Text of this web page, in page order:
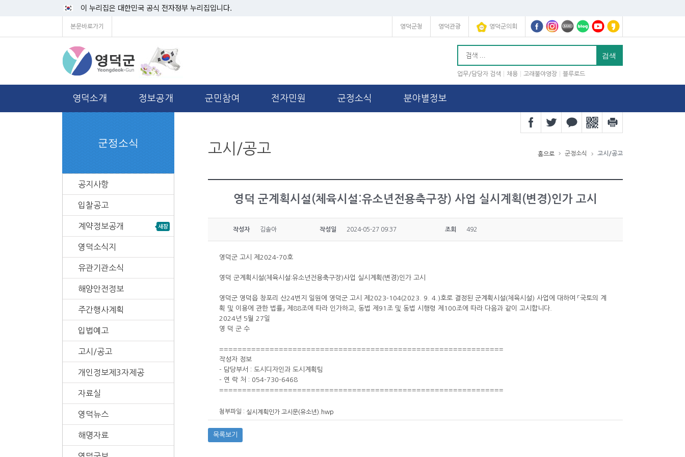
이 누리집은 대한민국 공식 전자정부 누리집입니다.
본문바로가기 영덕군청 영덕관광 영덕군의회
업무/담당자 검색 채용 고래불야영장 블루로드
영덕소개 정보공개 군민참여 전자민원 군정소식 분야별정보
고시/공고 홈으로 군정소식 고시/공고
영덕 군계획시설(체육시설:유소년전용축구장) 사업 실시계획(변경)인가 고시
작성자 김솔아 작성일 2024-05-27 09:37 조회 492
영덕군 고시 제2024-70호
영덕 군계획시설(체육시설:유소년전용축구장)사업 실시계획(변경)인가 고시
영덕군 영덕읍 창포리 산24번지 일원에 영덕군 고시 제2023-104(2023. 9. 4.)호로 결정된 군계획시설(체육시설) 사업에 대하여 「국토의 계
획 및 이용에 관한 법률」 제88조에 따라 인가하고, 동법 제91조 및 동법 시행령 제100조에 따라 다음과 같이 고시합니다.
2024년 5월 27일
영 덕 군 수
==============================================================
작성자 정보
- 담당부서 : 도시디자인과 도시계획팀
- 연 락 처 : 054-730-6468
==============================================================
첨부파일 : 실시계획인가 고시문(유소년).hwp
목록보기
군정소식
공지사항
입찰공고
계약정보공개
영덕소식지
유관기관소식
해양안전정보
주간행사계획
입법예고
고시/공고
개인정보제3자제공
자료실
영덕뉴스
해명자료